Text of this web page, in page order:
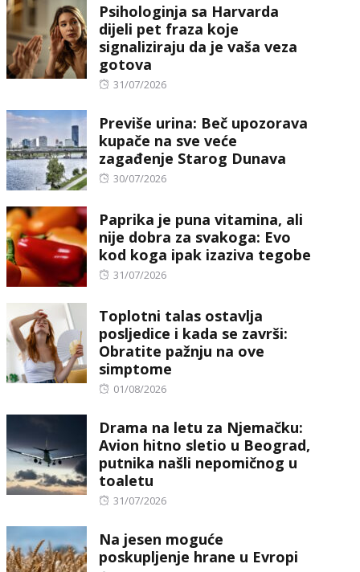
Psihologinja sa Harvarda
dijeli pet fraza koje
signaliziraju da je vaša veza
gotova
Posted
31/07/2026
Previše urina: Beč upozorava
kupače na sve veće
zagađenje Starog Dunava
Posted
30/07/2026
Paprika je puna vitamina, ali
nije dobra za svakoga: Evo
kod koga ipak izaziva tegobe
Posted
31/07/2026
Toplotni talas ostavlja
posljedice i kada se završi:
Obratite pažnju na ove
simptome
Posted
01/08/2026
Drama na letu za Njemačku:
Avion hitno sletio u Beograd,
putnika našli nepomičnog u
toaletu
Posted
31/07/2026
Na jesen moguće
poskupljenje hrane u Evropi